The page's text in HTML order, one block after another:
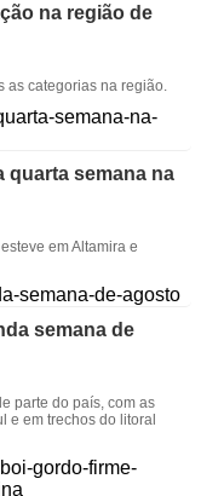
na região de
as categorias na região.
quarta semana na
em Altamira e
semana de
parte do país, com as
e em trechos do litoral